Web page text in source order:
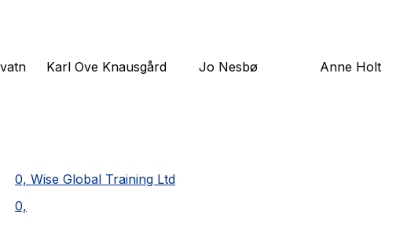
Karl Ove Knausgård Jo Nesbø Anne Holt
0, Wise Global Training Ltd
0,